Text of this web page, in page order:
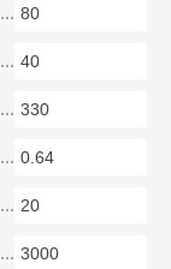
80
40
330
0.64
20
3000